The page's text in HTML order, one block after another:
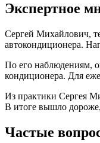
Экспертное
Сергей Михайлович,
автокондиционера.
По его наблюдениям,
кондиционера. Для
Из практики Сергея
В итоге вышло дороже,
Частые